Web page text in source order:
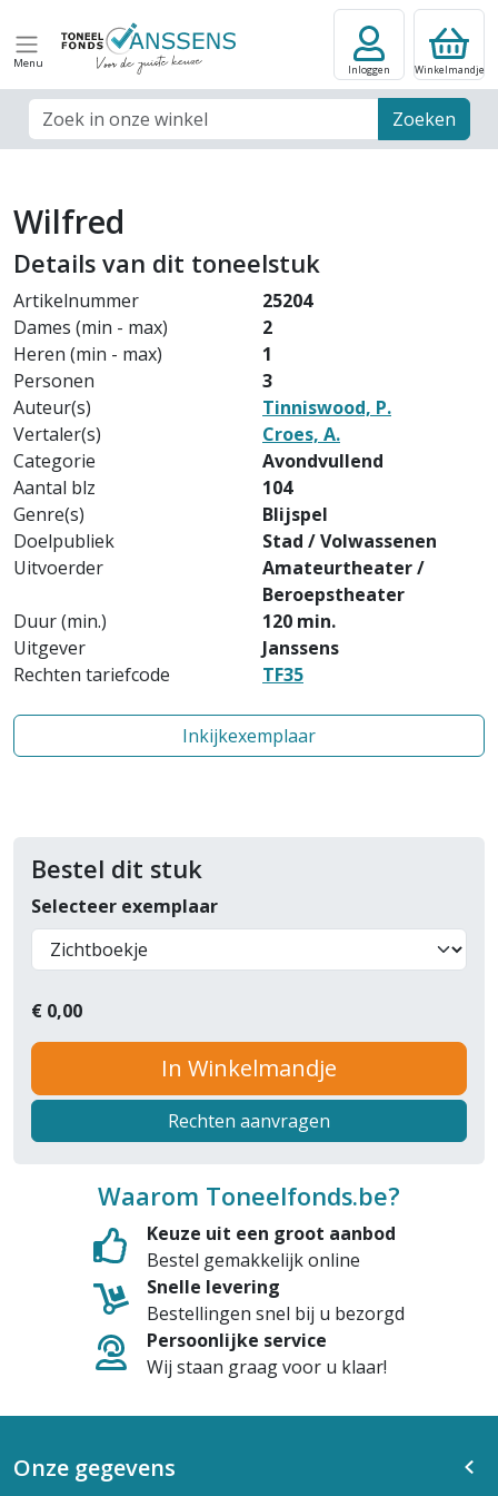
Menu
Zoek veld Zoeken
Inloggen Winkelmandje
Wilfred
Details van dit toneelstuk
Artikelnummer
25204
Dames (min - max)
2
Heren (min - max)
1
Personen
3
Auteur(s)
Tinniswood, P.
Vertaler(s)
Croes, A.
Categorie
Avondvullend
Aantal blz
104
Genre(s)
Blijspel
Doelpubliek
Stad / Volwassenen
Uitvoerder
Amateurtheater /
Beroepstheater
Duur (min.)
120 min.
Uitgever
Janssens
Rechten tariefcode
TF35
Inkijkexemplaar
Bestel dit stuk
Selecteer exemplaar
€ 0,00
In Winkelmandje
Rechten aanvragen
Waarom Toneelfonds.be?
Keuze uit een groot aanbod
Bestel gemakkelijk online
Snelle levering
Bestellingen snel bij u bezorgd
Persoonlijke service
Wij staan graag voor u klaar!
Onze gegevens